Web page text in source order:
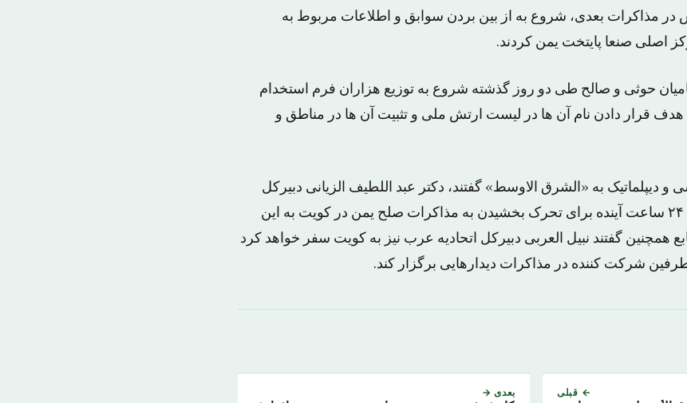
در مذاکرات بعدی، شروع به از بین بردن سوابق و اطلاعات مربوط به
اصلی صنعا پایتخت یمن کردند.
حوثی و صالح طی دو روز گذشته شروع به توزیع هزاران فرم استخدام
هدف قرار دادن نام آن ها در لیست ارتش ملی و تثبیت آن ها در مناطق و
و دیپلماتیک به «الشرق الاوسط» گفتند، دکتر عبد اللطیف الزیانی دبیرکل
شورای همکاری خلیج طی ۲۴ ساعت آینده برای تحرک بخشیدن به مذاکرات صلح یمن در کویت به این
همچنین گفتند نبیل العربی دبیرکل اتحادیه عرب نیز به کویت سفر خواهد کرد
شرکت کننده در مذاکرات دیدارهایی برگزار کند.
← قبلی بعدی →